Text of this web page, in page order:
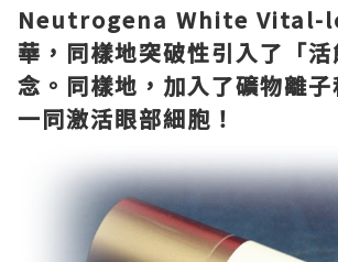
Neutrogena White Vital-
華，同樣地突破性引入了「
念。同樣地，加入了礦物離
一同激活眼部細胞！